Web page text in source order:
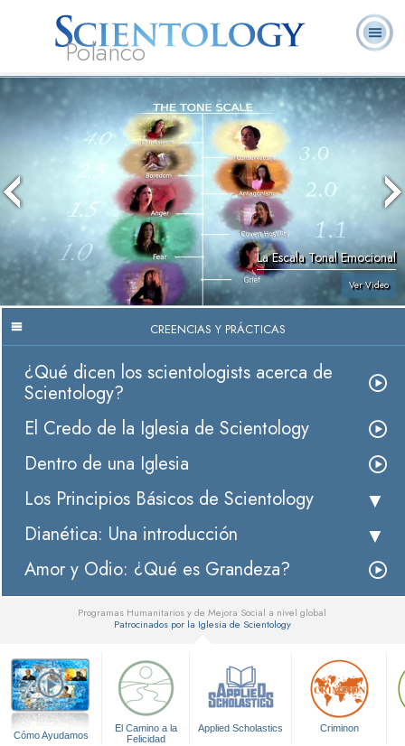
Polanco
L. Ronald
Hubbard
¿Qué es
Voluntarios
Preguntas
Frecuentes
Libros
La Escala Tonal Emocional
Ver Video
CREENCIAS Y PRÁCTICAS
¿Qué dicen los scientologists acerca de
Scientology?
El Credo de la Iglesia de Scientology
Dentro de una Iglesia
Los Principios Básicos de Scientology
Dianética: Una introducción
Amor y Odio: ¿Qué es Grandeza?
Programas Humanitarios y de Mejora Social a nivel global
Patrocinados por la Iglesia de Scientology
Cómo Ayudamos
El Camino a la
Felicidad
Applied Scholastics Criminon